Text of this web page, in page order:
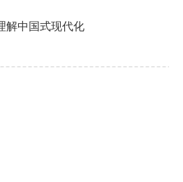
解中国式现代化